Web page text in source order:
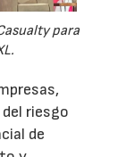
para
riesgo
de